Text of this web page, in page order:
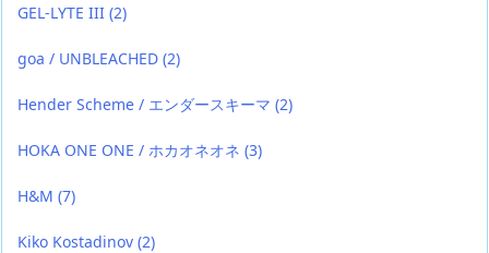
GEL-LYTE III (2)
goa / UNBLEACHED (2)
Hender Scheme / エンダースキーマ (2)
HOKA ONE ONE / ホカオネオネ (3)
H&M (7)
Kiko Kostadinov (2)